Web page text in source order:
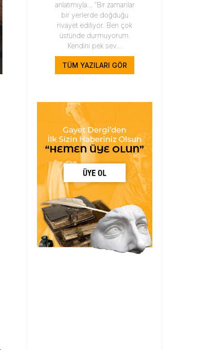
anlatımıyla… “Bir zamanlar
bir yerlerde doğduğu
rivayet ediliyor. Ben çok
üstünde durmuyorum.
Kendini pek sev...
TÜM YAZILARI GÖR